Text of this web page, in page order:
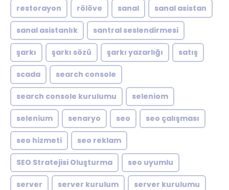
restorayon rölöve sanal sanal asistan
sanal asistanlık santral seslendirmesi
şarkı şarkı sözü şarkı yazarlığı satış
scada search console
search console kurulumu seleniom
selenium senaryo seo seo çalışması
seo hizmeti seo reklam
SEO Stratejisi Oluşturma seo uyumlu
server server kurulum server kurulumu